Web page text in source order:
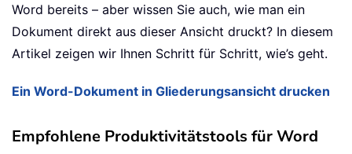
Word bereits – aber wissen Sie auch, wie man ein
Dokument direkt aus dieser Ansicht druckt? In diesem
Artikel zeigen wir Ihnen Schritt für Schritt, wie’s geht.
Ein Word-Dokument in Gliederungsansicht drucken
Empfohlene Produktivitätstools für Word